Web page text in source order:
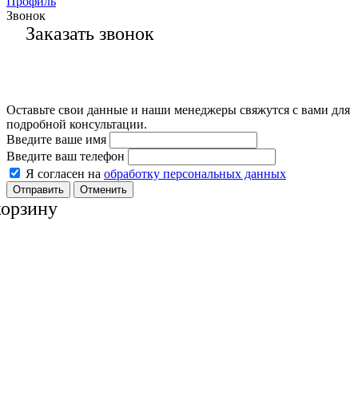
Звонок
Заказать звонок
Оставьте свои данные и наши менеджеры свяжутся с вами для
подробной консультации.
Введите ваше имя
Введите ваш телефон
Я согласен на обработку персональных данных
Отменить